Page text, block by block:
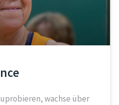
wachse über